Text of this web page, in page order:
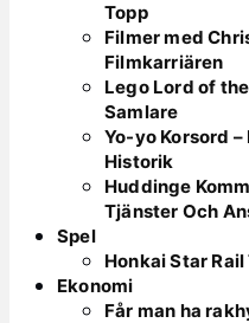
Topp
Filmer med
Filmkarriären
Lego Lord of
Samlare
Yo-yo Korsord
Historik
Huddinge
Tjänster Och
Spel
Honkai Star
Ekonomi
Får man ha